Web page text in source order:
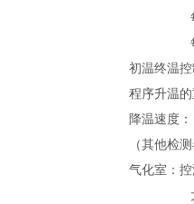
每分
每分
初温终温
程序升温
降温速度
（其他检
气化室：
大于